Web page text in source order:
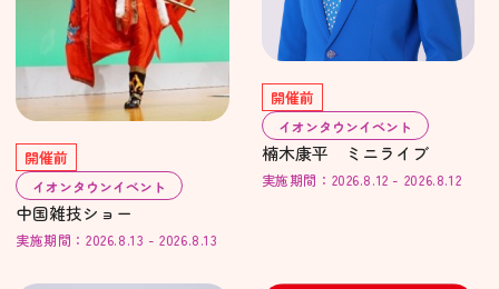
開催前
イオンタウンイベント
中国雑技ショー
実施期間：2026.8.13 - 2026.8.13
開催前
イオンタウンイベント
楠木康平 ミニライブ
実施期間：2026.8.12 - 2026.8.12